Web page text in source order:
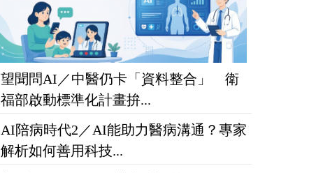
望聞問AI／中醫仍卡「資料整合」 衛
福部啟動標準化計畫拚...
AI陪病時代2／AI能助力醫病溝通？專家
解析如何善用科技...